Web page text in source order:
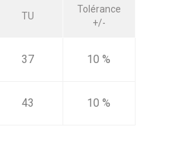
TU
Tolérance
+/-
37 10 %
43 10 %